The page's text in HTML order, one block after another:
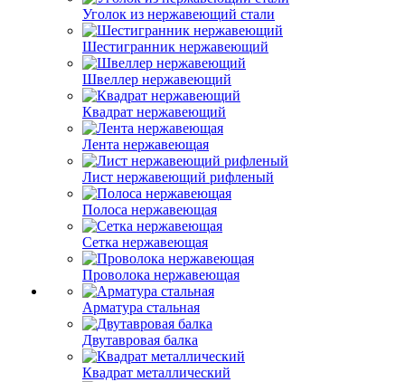
Уголок из нержавеющий стали
Шестигранник нержавеющий
Швеллер нержавеющий
Квадрат нержавеющий
Лента нержавеющая
Лист нержавеющий рифленый
Полоса нержавеющая
Сетка нержавеющая
Проволока нержавеющая
Арматура стальная
Двутавровая балка
Квадрат металлический